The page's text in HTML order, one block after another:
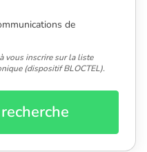
de
vous inscrire sur la liste
(dispositif BLOCTEL).